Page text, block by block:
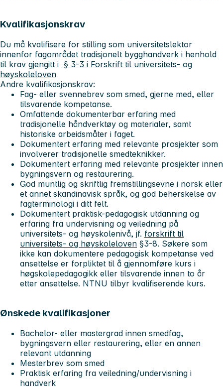
Kvalifikasjonskrav
Du må kvalifisere for stilling som universitetslektor
innenfor fagområdet tradisjonelt bygghandverk i henhold
til krav gjengitt i § 3-3 i Forskrift til universitets- og
høyskoleloven
Andre kvalifikasjonskrav:
Fag- eller svennebrev som smed, gjerne med, eller
tilsvarende kompetanse.
Omfattende dokumenterbar erfaring med
tradisjonelle håndverktøy og materialer, samt
historiske arbeidsmåter i faget.
Dokumentert erfaring med relevante prosjekter som
involverer tradisjonelle smedteknikker.
Dokumentert erfaring med relevante prosjekter innen
bygningsvern og restaurering.
God muntlig og skriftlig fremstillingsevne i norsk eller
et annet skandinavisk språk, og god beherskelse av
fagterminologi i ditt felt.
Dokumentert praktisk-pedagogisk utdanning og
erfaring fra undervisning og veiledning på
universitets- og høyskolenivå, jf. forskrift til
universitets- og høyskoleloven §3-8. Søkere som
ikke kan dokumentere pedagogisk kompetanse ved
ansettelse er forpliktet til å gjennomføre kurs i
høgskolepedagogikk eller tilsvarende innen to år
etter ansettelse. NTNU tilbyr kvalifiserende kurs.
Ønskede kvalifikasjoner
Bachelor- eller mastergrad innen smedfag,
bygningsvern eller restaurering, eller en annen
relevant utdanning
Mesterbrev som smed
Praktisk erfaring fra veiledning/undervisning i
handverk